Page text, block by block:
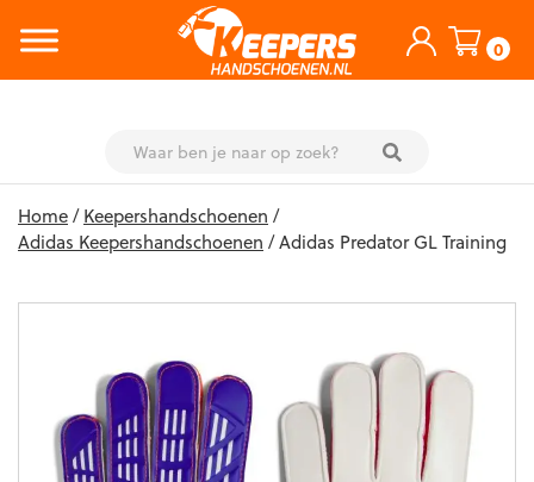
0
content
Home/Keepershandschoenen /
Adidas Keepershandschoenen / Adidas Predator GL Training